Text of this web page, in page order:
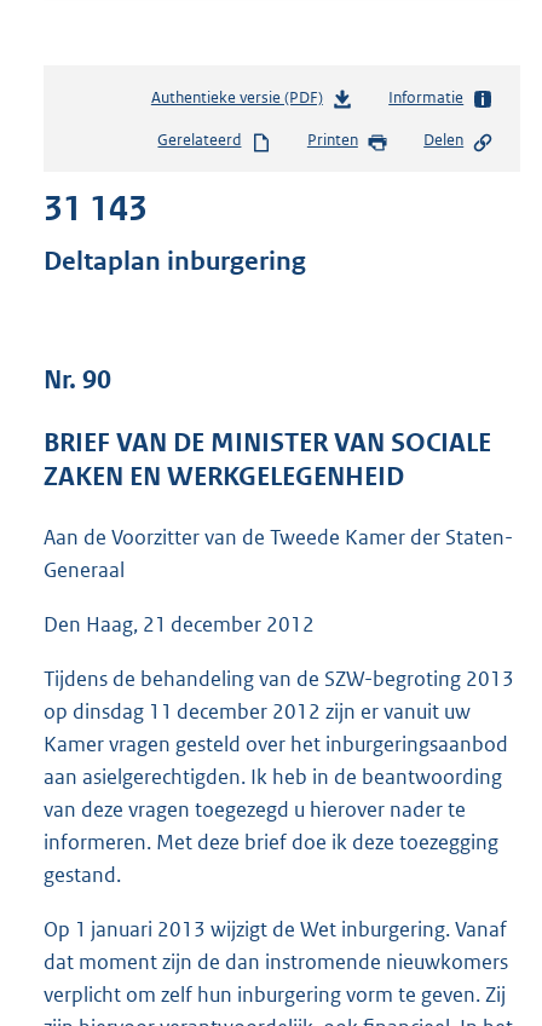
Authentieke versie (PDF)b
s
e
:
2
Informatie
Gerelateerd Printen Delen
31 143
Deltaplan inburgering
Nr. 90
BRIEF VAN DE MINISTER VAN SOCIALE
ZAKEN EN WERKGELEGENHEID
Aan de Voorzitter van de Tweede Kamer der Staten-
Generaal
Den Haag, 21 december 2012
Tijdens de behandeling van de SZW-begroting 2013
op dinsdag 11 december 2012 zijn er vanuit uw
Kamer vragen gesteld over het inburgeringsaanbod
aan asielgerechtigden. Ik heb in de beantwoording
van deze vragen toegezegd u hierover nader te
informeren. Met deze brief doe ik deze toezegging
gestand.
Op 1 januari 2013 wijzigt de Wet inburgering. Vanaf
dat moment zijn de dan instromende nieuwkomers
verplicht om zelf hun inburgering vorm te geven. Zij